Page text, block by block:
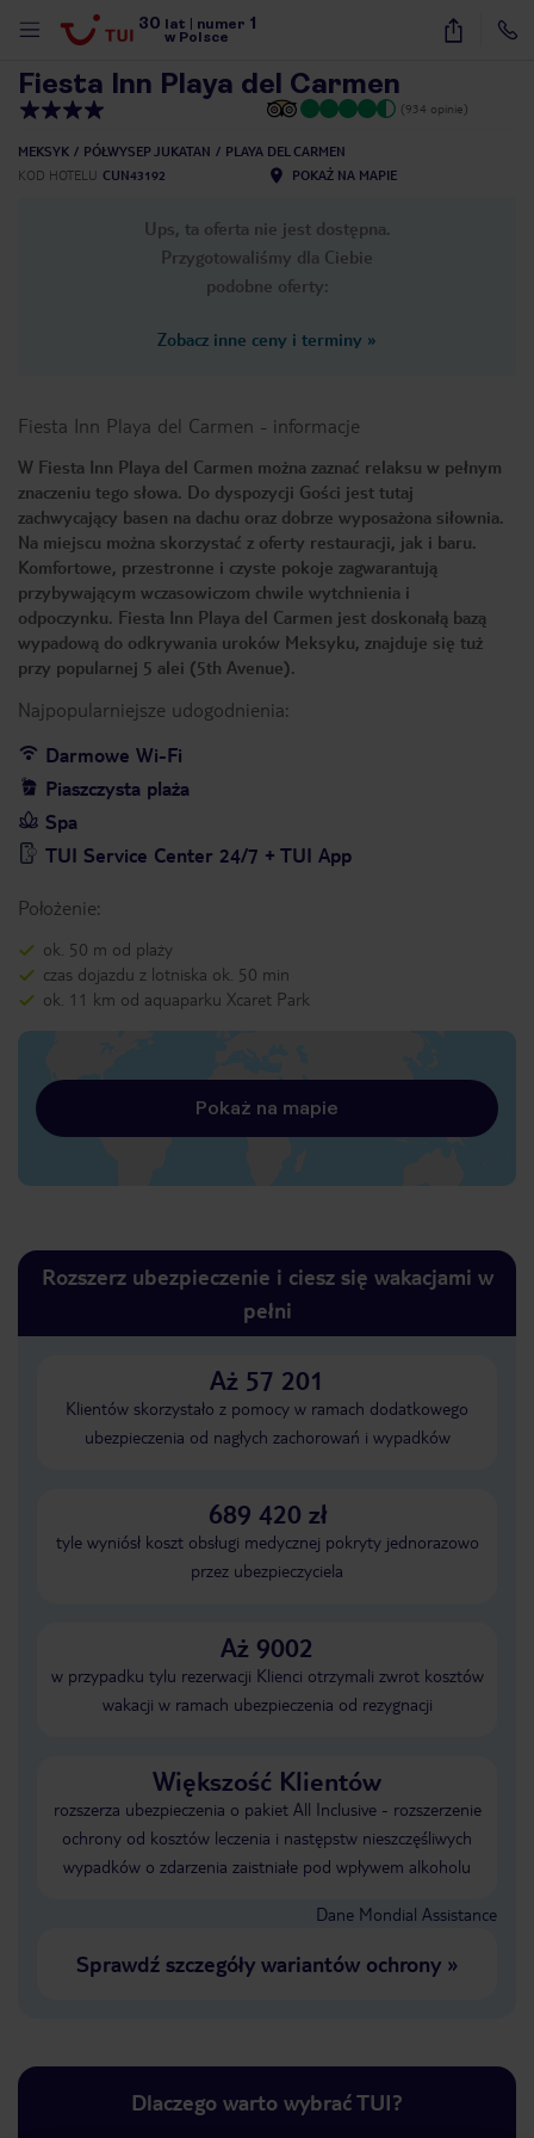
30 lat numer 1
w Polsce
32
Fiesta Inn Playa del Carmen
(934 opinie)
MEKSYK PÓŁWYSEP JUKATAN
PLAYA DEL CARMEN
KOD HOTELU CUN43192 POKAŻ NA MAPIE
Ups, ta oferta nie jest dostępna.
Przygotowaliśmy dla Ciebie
podobne oferty:
Zobacz inne ceny i terminy »
Fiesta Inn Playa del Carmen - informacje
W Fiesta Inn Playa del Carmen można zaznać relaksu w pełnym
znaczeniu tego słowa. Do dyspozycji Gości jest tutaj
zachwycający basen na dachu oraz dobrze wyposażona siłownia.
Na miejscu można skorzystać z oferty restauracji, jak i baru.
Komfortowe, przestronne i czyste pokoje zagwarantują
przybywającym wczasowiczom chwile wytchnienia i
odpoczynku. Fiesta Inn Playa del Carmen jest doskonałą bazą
wypadową do odkrywania uroków Meksyku, znajduje się tuż
przy popularnej 5 alei (5th Avenue).
Najpopularniejsze udogodnienia:
Darmowe Wi-Fi
Piaszczysta plaża
Spa
TUI Service Center 24/7 + TUI App
Położenie:
ok. 50 m od plaży
czas dojazdu z lotniska ok. 50 min
ok. 11 km od aquaparku Xcaret Park
Pokaż na mapie
Rozszerz ubezpieczenie i ciesz się wakacjami w
pełni
Aż 57 201
Klientów skorzystało z pomocy w ramach dodatkowego
ubezpieczenia od nagłych zachorowań i wypadków
689 420 zł
tyle wyniósł koszt obsługi medycznej pokryty jednorazowo
przez ubezpieczyciela
Aż 9002
w przypadku tylu rezerwacji Klienci otrzymali zwrot kosztów
wakacji w ramach ubezpieczenia od rezygnacji
Większość Klientów
rozszerza ubezpieczenia o pakiet All Inclusive - rozszerzenie
ochrony od kosztów leczenia i następstw nieszczęśliwych
wypadków o zdarzenia zaistniałe pod wpływem alkoholu
Dane Mondial Assistance
Sprawdź szczegóły wariantów ochrony»
Dlaczego warto wybrać TUI?